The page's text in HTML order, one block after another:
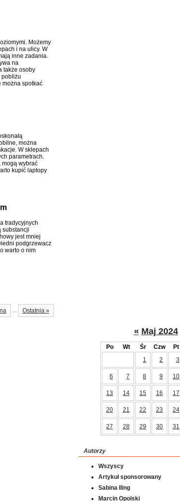
Możemy
i na ulicy. W
inne zadania.
na
także osoby
pobliżu
można spotkać
można
W sklepach
parametrach.
mogą wybrać
kupić laptopy
tradycyjnych
substancji
jest mniej
podgrzewacz
warto o nim
... Ostatnia »
« Maj 2024
Po Wt Śr Czw Pt
1
2 3
6 7 8 9 10
13 14 15 16 17
20 21 22 23 24
27 28 29 30 31
Autorzy
Wszyscy
Artykuł sponsorowany
Sabina Iling
Marcin Opolski